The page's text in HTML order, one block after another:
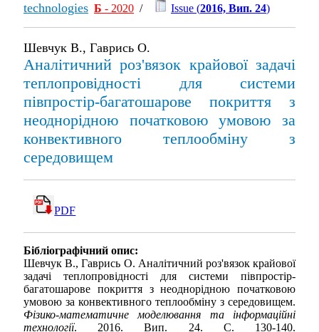
technologies Б - 2020 / Issue (2016, Вип. 24)
Шевчук В., Гаврись О.
Аналітичний роз'вязок крайової задачі
теплопровідності для системи
півпростір-багатошарове покриття з
неоднорідною початковою умовою за
конвективного теплообміну з
середовищем
PDF
Бібліографічний опис:
Шевчук В., Гаврись О. Аналітичний роз'вязок крайової
задачі теплопровідності для системи півпростір-
багатошарове покриття з неоднорідною початковою
умовою за конвективного теплообміну з середовищем.
Фізико-математичне моделювання та інформаційні
технології. 2016. Вип. 24. С. 130-140.